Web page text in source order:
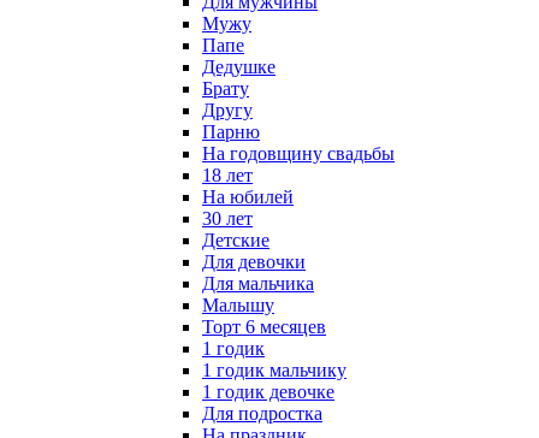
Мужу
Папе
Дедушке
Брату
Другу
Парню
На годовщину свадьбы
18 лет
На юбилей
30 лет
Детские
Для девочки
Для мальчика
Малышу
Торт 6 месяцев
1 годик
1 годик мальчику
1 годик девочке
Для подростка